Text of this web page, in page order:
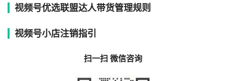
视频号优选联盟达人带货管理规则
视频号小店注销指引
扫一扫 微信咨询